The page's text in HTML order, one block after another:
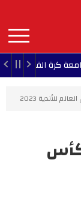
contenu
principal
MAINالقدم: ناجي
للأندية 2023